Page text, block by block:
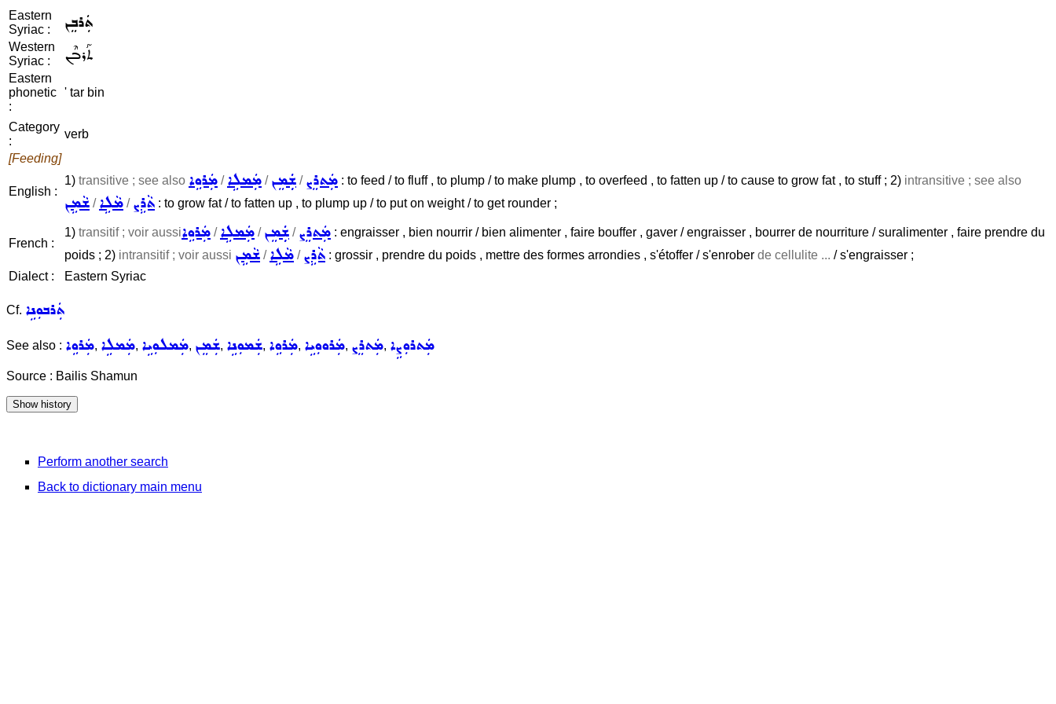
Eastern
Syriac :
ܬܲܪܒܸܢ
Western
Syriac :
ܬܰܪܒܶܢ
Eastern
phonetic
:
' tar bin
Category
:
verb
[Feeding]
English :
1) transitive ; see also ܡܲܪܘܹܐ /ܡܲܡܠܹܐ / ܫܲܲܡܸܢ / ܡܲܬܪܸܨ : to feed / to fluff , to plump / to make plump , to overfeed , to fatten up / to cause to grow fat , to stuff ; 2) intransitive ; see also
ܫܵܡܹܢ /ܡܵܠܹܐ / ܬܵܪܹܨ : to grow fat / to fatten up , to plump up / to put on weight / to get rounder ;
French :
1) transitif ; voir aussiܡܲܪܘܹܐ /ܡܲܡܠܹܐ / ܫܲܲܡܸܢ / ܡܲܬܪܸܨ : engraisser , bien nourrir / bien alimenter , faire bouffer , gaver / engraisser , bourrer de nourriture / suralimenter , faire prendre du
poids ; 2) intransitif ; voir aussi ܫܵܡܹܢ /ܡܵܠܹܐ / ܬܵܪܹܨ : grossir , prendre du poids , mettre des formes arrondies , s'étoffer / s'enrober de cellulite ... / s'engraisser ;
Dialect :
Eastern Syriac
Cf. ܬܲܪܒܘܼܢܹܐ
See also : ܡܲܪܘܹܐ, ܡܲܡܠܹܐ, ܡܲܡܠܘܼܝܹܐ, ܫܲܡܸܢ, ܫܲܡܘܼܢܹܐ, ܡܲܪܘܹܐ, ܡܲܪܘܘܼܝܹܐ, ܡܲܬܪܸܨ, ܡܲܬܪܘܼܨܹܐ
Source : Bailis Shamun
Perform another search
Back to dictionary main menu